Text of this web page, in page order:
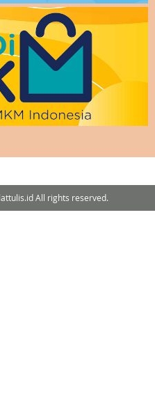
All rights reserved.